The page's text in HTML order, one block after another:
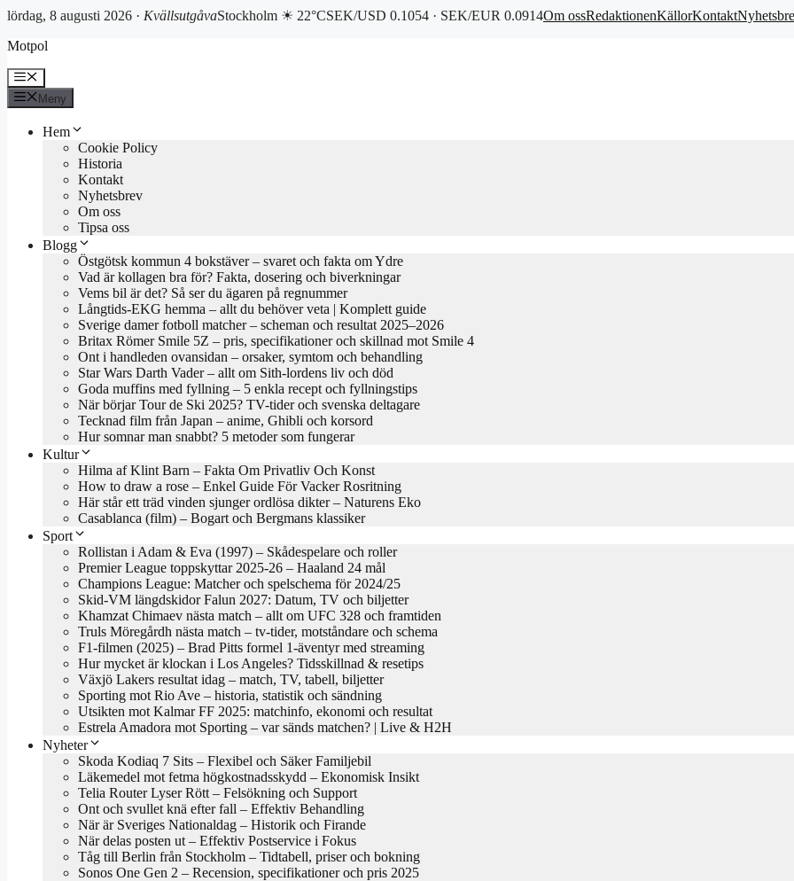
lördag, 8 augusti 2026 · KvällsutgåvaStockholm ☀ 22°CSEK/USD 0.1054 · SEK/EUR 0.0914Om ossRedaktionenKällorKontakt
till
Motpol
Meny
Meny
Hem
Cookie Policy
Historia
Kontakt
Nyhetsbrev
Om oss
Tipsa oss
Blogg
Östgötsk kommun 4 bokstäver – svaret och fakta om Ydre
Vad är kollagen bra för? Fakta, dosering och biverkningar
Vems bil är det? Så ser du ägaren på regnummer
Långtids-EKG hemma – allt du behöver veta | Komplett guide
Sverige damer fotboll matcher – scheman och resultat 2025–2026
Britax Römer Smile 5Z – pris, specifikationer och skillnad mot Smile 4
Ont i handleden ovansidan – orsaker, symtom och behandling
Star Wars Darth Vader – allt om Sith-lordens liv och död
Goda muffins med fyllning – 5 enkla recept och fyllningstips
När börjar Tour de Ski 2025? TV-tider och svenska deltagare
Tecknad film från Japan – anime, Ghibli och korsord
Hur somnar man snabbt? 5 metoder som fungerar
Kultur
Hilma af Klint Barn – Fakta Om Privatliv Och Konst
How to draw a rose – Enkel Guide För Vacker Rosritning
Här står ett träd vinden sjunger ordlösa dikter – Naturens Eko
Casablanca (film) – Bogart och Bergmans klassiker
Sport
Rollistan i Adam & Eva (1997) – Skådespelare och roller
Premier League toppskyttar 2025-26 – Haaland 24 mål
Champions League: Matcher och spelschema för 2024/25
Skid-VM längdskidor Falun 2027: Datum, TV och biljetter
Khamzat Chimaev nästa match – allt om UFC 328 och framtiden
Truls Möregårdh nästa match – tv-tider, motståndare och schema
F1-filmen (2025) – Brad Pitts formel 1-äventyr med streaming
Hur mycket är klockan i Los Angeles? Tidsskillnad & resetips
Växjö Lakers resultat idag – match, TV, tabell, biljetter
Sporting mot Rio Ave – historia, statistik och sändning
Utsikten mot Kalmar FF 2025: matchinfo, ekonomi och resultat
Estrela Amadora mot Sporting – var sänds matchen? | Live & H2H
Nyheter
Skoda Kodiaq 7 Sits – Flexibel och Säker Familjebil
Läkemedel mot fetma högkostnadsskydd – Ekonomisk Insikt
Telia Router Lyser Rött – Felsökning och Support
Ont och svullet knä efter fall – Effektiv Behandling
När är Sveriges Nationaldag – Historik och Firande
När delas posten ut – Effektiv Postservice i Fokus
Tåg till Berlin från Stockholm – Tidtabell, priser och bokning
Sonos One Gen 2 – Recension, specifikationer och pris 2025